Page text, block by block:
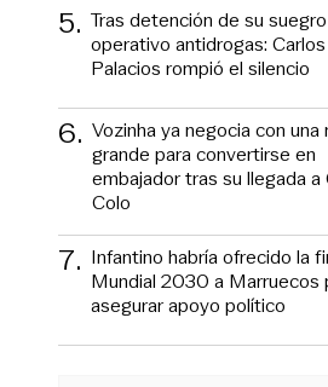
5. Tras detención de su
operativo antidrogas: Carlos
Palacios rompió el silencio
6. Vozinha ya negocia con una
grande para convertirse en
embajador tras su llegada a
Colo
7. Infantino habría ofrecido la
Mundial 2030 a Marruecos
asegurar apoyo político